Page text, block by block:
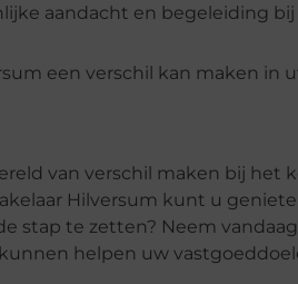
aandacht en begeleiding bij
een verschil kan maken in
van verschil maken bij het
Hilversum kunt u
stap te zetten? Neem
helpen uw